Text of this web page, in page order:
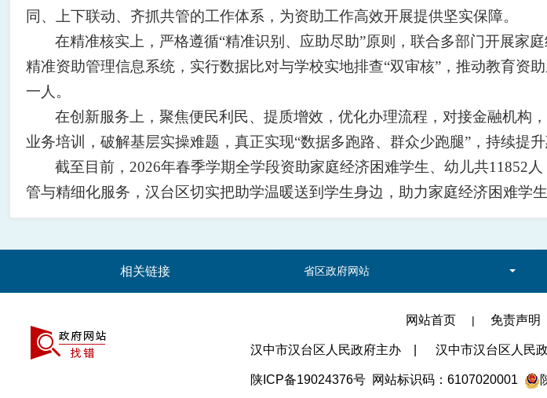
同、上下联动、齐抓共管的工作体系，为资助工作高效开展提供坚实保障。
在精准核实上，严格遵循“精准识别、应助尽助”原则，联合多部门开展家
精准资助管理信息系统，实行数据比对与学校实地排查“双审核”，推动教育资
一人。
在创新服务上，聚焦便民利民、提质增效，优化办理流程，对接金融机构
业务培训，破解基层实操难题，真正实现“数据多跑路、群众少跑腿”，持续提升
截至目前，2026年春季学期全学段资助家庭经济困难学生、幼儿共11852
管与精细化服务，汉台区切实把助学温暖送到学生身边，助力家庭经济困难学
相关链接 省区政府网站
网站首页 | 免责声明
汉中市汉台区人民政府主办 汉中市汉台区人民
陕ICP备19024376号 网站标识码：6107020001